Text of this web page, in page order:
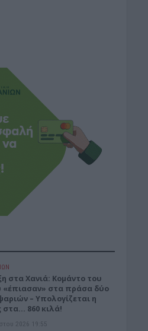
στα Χανιά: Κομάντο του
«έπιασαν» στα πράσα δύο
– Υπολογίζεται η
στα… 860 κιλά!
2026 19:55